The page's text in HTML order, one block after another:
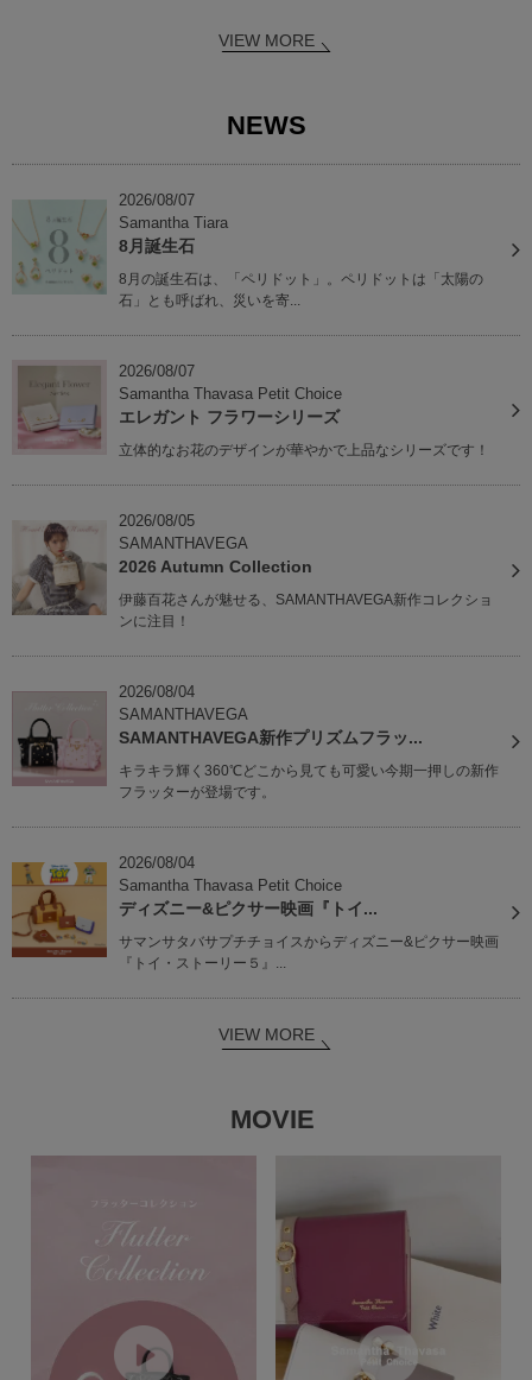
VIEW MORE
NEWS
2026/08/07
Samantha Tiara
8月誕生石
8月の誕生石は、「ペリドット」。ペリドットは「太陽の
石」とも呼ばれ、災いを寄...
2026/08/07
Samantha Thavasa Petit Choice
エレガント フラワーシリーズ
立体的なお花のデザインが華やかで上品なシリーズです！
2026/08/05
SAMANTHAVEGA
2026 Autumn Collection
伊藤百花さんが魅せる、SAMANTHAVEGA新作コレクショ
ンに注目！
2026/08/04
SAMANTHAVEGA
SAMANTHAVEGA新作プリズムフラッ...
キラキラ輝く360℃どこから見ても可愛い今期一押しの新作
フラッターが登場です。
2026/08/04
Samantha Thavasa Petit Choice
ディズニー&ピクサー映画『トイ...
サマンサタバサプチチョイスからディズニー&ピクサー映画
『トイ・ストーリー５』...
VIEW MORE
MOVIE